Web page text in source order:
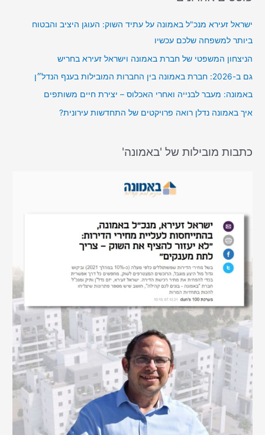
ישראל זעירא מנכ"ל באמונה על עתיד השוק: העוגן היציב והבטוח
ביותר למשפחה שלכם עכשיו
הניצחון המשפטי של חברת באמונה וישראל זעירא בחריש
גם ב-2026: חברת באמונה בין החברות המובילות בענף הנדל״ן
באמונה: מעבר לבנייה ואחרי האכלוס – יצירת חיים משותפים
איך באמונה נדלן רואה פרויקטים של התחדשות עירונית?
כתבות מובילות של 'באמונה'